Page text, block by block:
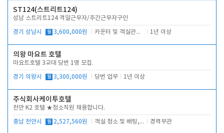
ST124(스트리트124)
성남 스트리트124 격일근무자/주간근무자구인
경기 성남시 월 3,600,000원 카운터 및 객실관리 전반 1년 이상
의왕 마요트 호텔
마요트호텔 3교대 당번 1명 모집.
경기 의왕시 월 3,300,000원 당번 업무 1년 이상
주식회사케이투호텔
천안 K2 호텔 ★청소직원 채용합니다.
충남 천안시 월 2,527,560원 객실 청소 및 배팅, 주변 시설 청소 경력무관